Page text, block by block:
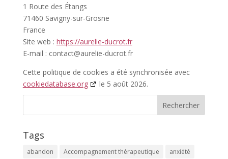
1 Route des Étangs
71460 Savigny-sur-Grosne
France
Site web : https://aurelie-ducrot.fr
E-mail : contact@aurelie-ducrot.fr
Cette politique de cookies a été synchronisée avec
cookiedatabase.org
le 5 août 2026.
Tags
abandon Accompagnement thérapeutique
anxiété